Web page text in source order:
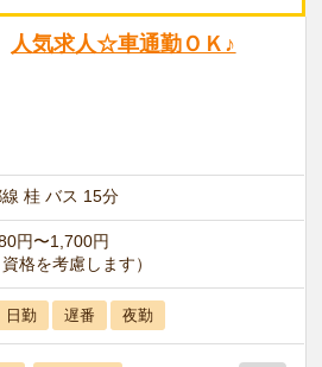
人気求人☆車通勤ＯＫ♪
桂 バス 15分
円〜1,700円
資格を考慮します）
日勤 遅番 夜勤